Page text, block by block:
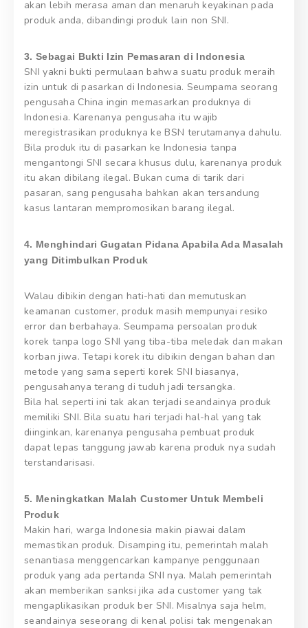
akan lebih merasa aman dan menaruh keyakinan pada
produk anda, dibandingi produk lain non SNI.
3. Sebagai Bukti Izin Pemasaran di Indonesia
SNI yakni bukti permulaan bahwa suatu produk meraih
izin untuk di pasarkan di Indonesia. Seumpama seorang
pengusaha China ingin memasarkan produknya di
Indonesia. Karenanya pengusaha itu wajib
meregistrasikan produknya ke BSN terutamanya dahulu.
Bila produk itu di pasarkan ke Indonesia tanpa
mengantongi SNI secara khusus dulu, karenanya produk
itu akan dibilang ilegal. Bukan cuma di tarik dari
pasaran, sang pengusaha bahkan akan tersandung
kasus lantaran mempromosikan barang ilegal.
4. Menghindari Gugatan Pidana Apabila Ada Masalah
yang Ditimbulkan Produk
Walau dibikin dengan hati-hati dan memutuskan
keamanan customer, produk masih mempunyai resiko
error dan berbahaya. Seumpama persoalan produk
korek tanpa logo SNI yang tiba-tiba meledak dan makan
korban jiwa. Tetapi korek itu dibikin dengan bahan dan
metode yang sama seperti korek SNI biasanya,
pengusahanya terang di tuduh jadi tersangka.
Bila hal seperti ini tak akan terjadi seandainya produk
memiliki SNI. Bila suatu hari terjadi hal-hal yang tak
diinginkan, karenanya pengusaha pembuat produk
dapat lepas tanggung jawab karena produk nya sudah
terstandarisasi.
5. Meningkatkan Malah Customer Untuk Membeli
Produk
Makin hari, warga Indonesia makin piawai dalam
memastikan produk. Disamping itu, pemerintah malah
senantiasa menggencarkan kampanye penggunaan
produk yang ada pertanda SNI nya. Malah pemerintah
akan memberikan sanksi jika ada customer yang tak
mengaplikasikan produk ber SNI. Misalnya saja helm,
seandainya seseorang di kenal polisi tak mengenakan